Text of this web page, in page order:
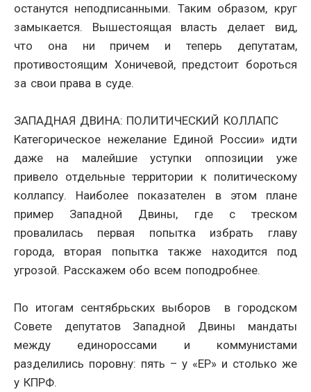
останутся неподписанными. Таким образом, круг
замыкается. Вышестоящая власть делает вид,
что она ни причем и теперь депутатам,
противостоящим Хоничевой, предстоит бороться
за свои права в суде.
ЗАПАДНАЯ ДВИНА: ПОЛИТИЧЕСКИЙ КОЛЛАПС
Категорическое нежелание Единой России» идти
даже на малейшие уступки оппозиции уже
привело отдельные территории к политическому
коллапсу. Наиболее показателен в этом плане
пример Западной Двины, где с треском
провалилась первая попытка избрать главу
города, вторая попытка также находится под
угрозой. Расскажем обо всем поподробнее.
По итогам сентябрьских выборов в городском
Совете депутатов Западной Двины мандаты
между единороссами и коммунистами
разделились поровну: пять – у «ЕР» и столько же
у КПРФ.